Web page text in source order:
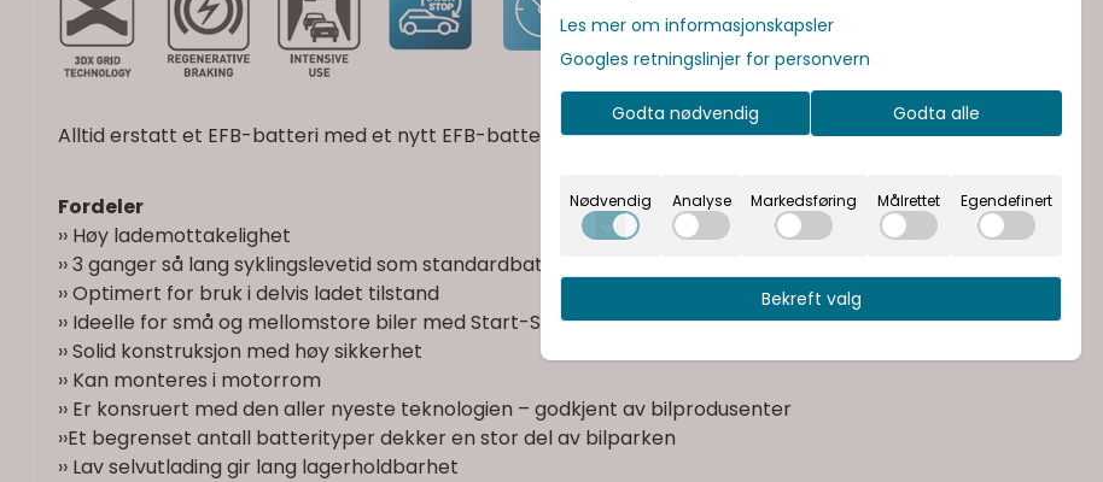
Alltid erstatt et EFB-batteri med et nytt EFB-batteri
Fordeler
›› Høy lademottakelighet
›› 3 ganger så lang syklingslevetid som standardbatterier
›› Optimert for bruk i delvis ladet tilstand
›› Ideelle for små og mellomstore biler med Start-Stop-system og andre drivstoffbesparende funskjoner
›› Solid konstruksjon med høy sikkerhet
›› Kan monteres i motorrom
›› Er konsruert med den aller nyeste teknologien – godkjent av bilprodusenter
››Et begrenset antall batterityper dekker en stor del av bilparken
›› Lav selvutlading gir lang lagerholdbarhet
Les mer om informasjonskapsler
Googles retningslinjer for personvern
Godta nødvendig Godta alle
Nødvendig Analyse Markedsføring Målrettet Egendefinert
Bekreft valg